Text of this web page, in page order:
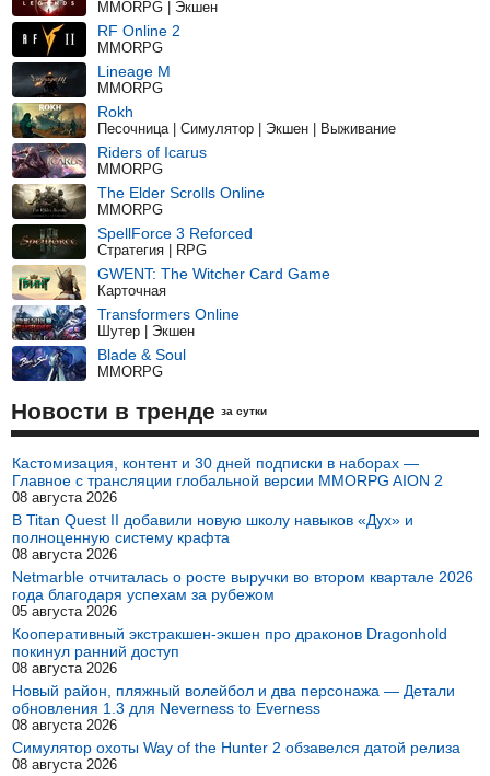
MMORPG | Экшен
RF Online 2
MMORPG
Lineage M
MMORPG
Rokh
Песочница | Симулятор | Экшен | Выживание
Riders of Icarus
MMORPG
The Elder Scrolls Online
MMORPG
SpellForce 3 Reforced
Стратегия | RPG
GWENT: The Witcher Card Game
Карточная
Transformers Online
Шутер | Экшен
Blade & Soul
MMORPG
Новости в тренде за сутки
Кастомизация, контент и 30 дней подписки в наборах —
Главное с трансляции глобальной версии MMORPG AION 2
08 августа 2026
В Titan Quest II добавили новую школу навыков «Дух» и
полноценную систему крафта
08 августа 2026
Netmarble отчиталась о росте выручки во втором квартале 2026
года благодаря успехам за рубежом
05 августа 2026
Кооперативный экстракшен-экшен про драконов Dragonhold
покинул ранний доступ
08 августа 2026
Новый район, пляжный волейбол и два персонажа — Детали
обновления 1.3 для Neverness to Everness
08 августа 2026
Симулятор охоты Way of the Hunter 2 обзавелся датой релиза
08 августа 2026